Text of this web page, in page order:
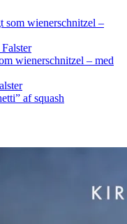
som wienerschnitzel –
wienerschnitzel – med
af squash